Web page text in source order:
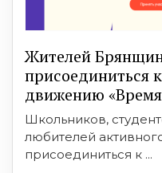
Жителей
присоединиться
движению
Школьников,
любителей
присоединиться к ...